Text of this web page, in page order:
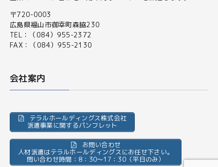
〒720-0003
広島県福山市御幸町森脇230
TEL：（084）955-2372
FAX：（084）955-2130
会社案内
テラルホールディングス株式会社
派遣事業に関するパンフレット
お問い合わせ
人材派遣はテラルホールディングスにお任せ下さい。
問い合わせ時間：8：30～17：30（平日のみ）